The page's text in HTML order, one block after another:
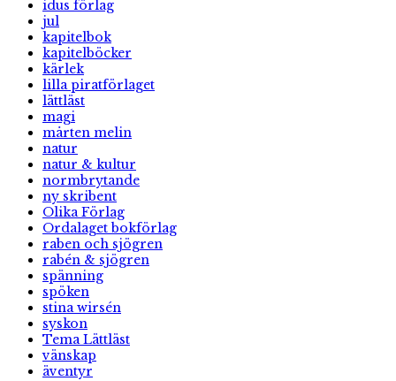
idus förlag
jul
kapitelbok
kapitelböcker
kärlek
lilla piratförlaget
lättläst
magi
mårten melin
natur
natur & kultur
normbrytande
ny skribent
Olika Förlag
Ordalaget bokförlag
raben och sjögren
rabén & sjögren
spänning
spöken
stina wirsén
syskon
Tema Lättläst
vänskap
äventyr